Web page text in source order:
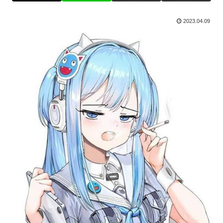
2023.04.09